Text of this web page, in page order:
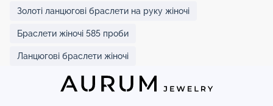
Золоті ланцюгові браслети на руку жіночі
Браслети жіночі 585 проби
Ланцюгові браслети жіночі